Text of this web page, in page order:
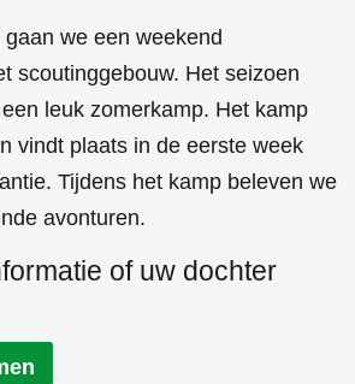
we een weekend
scoutinggebouw. Het seizoen
leuk zomerkamp. Het kamp
vindt plaats in de eerste week
Tijdens het kamp beleven we
avonturen.
of uw dochter